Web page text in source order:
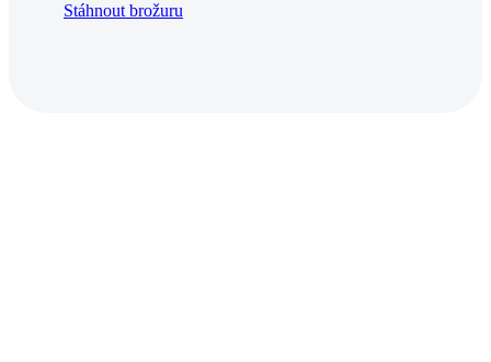
Stáhnout brožuru